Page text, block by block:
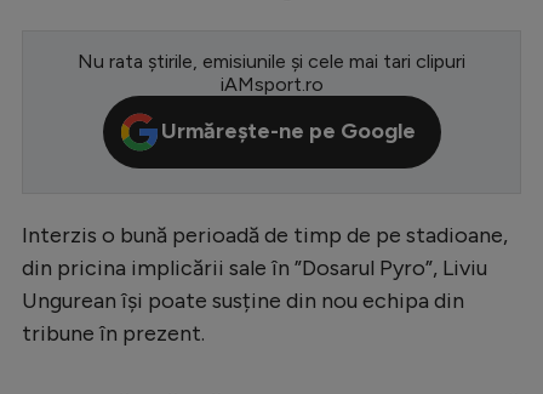
Conference League
CM 2026
Premier League
Serie A
Bundesliga
Nu rata știrile, emisiunile și cele mai tari clipuri
iAMsport.ro
Urmărește-ne pe Google
Interzis o bună perioadă de timp de pe stadioane,
din pricina implicării sale în ”Dosarul Pyro”, Liviu
Ungurean își poate susține din nou echipa din
tribune în prezent.